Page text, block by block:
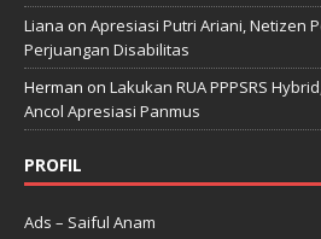
Liana on Apresiasi Putri Ariani, Netizen
Perjuangan Disabilitas
Herman on Lakukan RUA PPPSRS
Ancol Apresiasi Panmus
PROFIL
Ads – Saiful Anam